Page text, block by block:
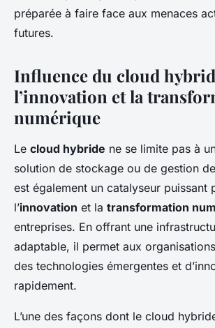
préparée à faire face aux menaces
futures.
Influence du cloud
l’innovation et la
numérique
Le cloud hybride ne se limite pas à
solution de stockage ou de gestion
est également un catalyseur puissant
l’innovation et la transformation
entreprises. En offrant une
adaptable, il permet aux
des technologies émergentes et
rapidement.
L’une des façons dont le cloud